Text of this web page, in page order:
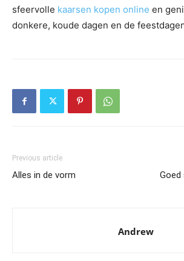
sfeervolle kaarsen kopen online en
donkere, koude dagen en de
Previous article
​Alles in de vorm Goed
Andrew